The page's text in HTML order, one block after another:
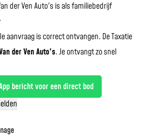
der Ven Auto's is als familiebedrijf
aanvraag is correct ontvangen. De Taxatie
der Ven Auto's.Je ontvangt zo snel
bericht voor een direct bod